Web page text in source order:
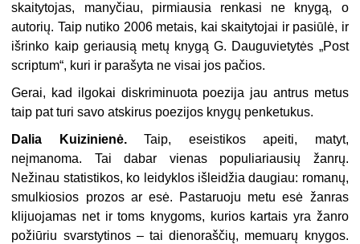
skaitytojas, manyčiau, pirmiausia renkasi ne knygą, o
autorių. Taip nutiko 2006 metais, kai skaitytojai ir pasiūlė, ir
išrinko kaip geriausią metų knygą G. Dauguvietytės „Post
scriptum“, kuri ir parašyta ne visai jos pačios.
Gerai, kad ilgokai diskriminuota poezija jau antrus metus
taip pat turi savo atskirus poezijos knygų penketukus.
Dalia Kuizinienė.Taip, eseistikos apeiti, matyt,
neįmanoma. Tai dabar vienas populiariausių žanrų.
Nežinau statistikos, ko leidyklos išleidžia daugiau: romanų,
smulkiosios prozos ar esė. Pastaruoju metu esė žanras
klijuojamas net ir toms knygoms, kurios kartais yra žanro
požiūriu svarstytinos – tai dienoraščių, memuarų knygos.